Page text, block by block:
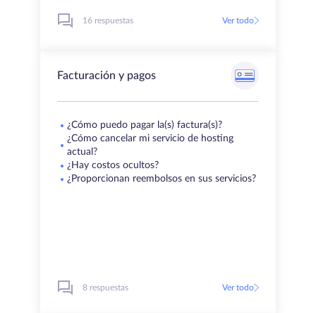
16 respuestas Ver todo
Facturación y pagos
¿Cómo puedo pagar la(s) factura(s)?
¿Cómo cancelar mi servicio de hosting
actual?
¿Hay costos ocultos?
¿Proporcionan reembolsos en sus servicios?
8 respuestas Ver todo